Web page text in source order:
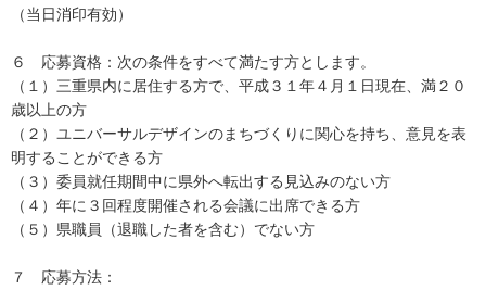
（当日消印有効）
６ 応募資格：次の条件をすべて満たす方とします。
（１）三重県内に居住する方で、平成３１年４月１日現在、満２０
歳以上の方
（２）ユニバーサルデザインのまちづくりに関心を持ち、意見を表
明することができる方
（３）委員就任期間中に県外へ転出する見込みのない方
（４）年に３回程度開催される会議に出席できる方
（５）県職員（退職した者を含む）でない方
７ 応募方法：